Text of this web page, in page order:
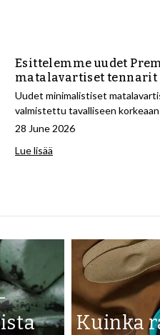
Esittelemme uudet
matalavartiset tennarit
Uudet minimalistiset
valmistettu tavalliseen
erinomaisella mukavuudella.
28 June 2026
Lue lisää
Kuinka